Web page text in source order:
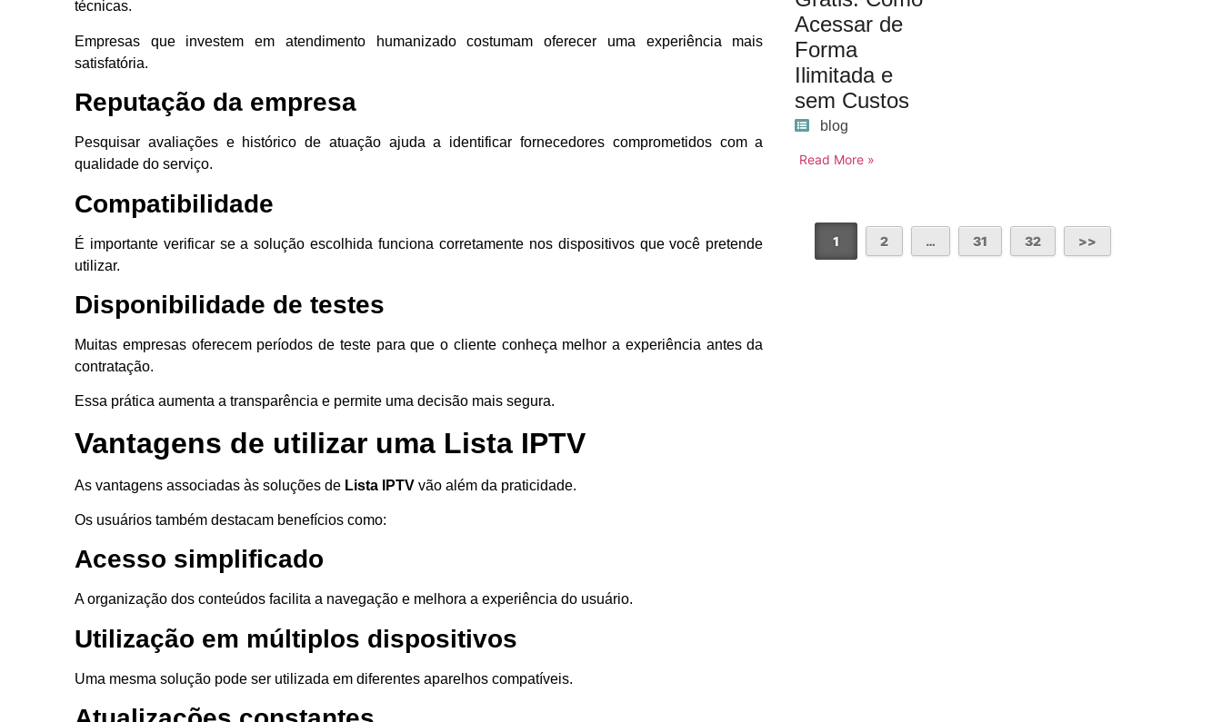
técnicas.
Empresas que investem em atendimento humanizado costumam oferecer uma experiência mais
satisfatória.
Reputação da empresa
Pesquisar avaliações e histórico de atuação ajuda a identificar fornecedores comprometidos com a
qualidade do serviço.
Compatibilidade
É importante verificar se a solução escolhida funciona corretamente nos dispositivos que você pretende
utilizar.
Disponibilidade de testes
Muitas empresas oferecem períodos de teste para que o cliente conheça melhor a experiência antes da
contratação.
Essa prática aumenta a transparência e permite uma decisão mais segura.
Vantagens de utilizar uma Lista IPTV
As vantagens associadas às soluções de Lista IPTV vão além da praticidade.
Os usuários também destacam benefícios como:
Acesso simplificado
A organização dos conteúdos facilita a navegação e melhora a experiência do usuário.
Utilização em múltiplos dispositivos
Uma mesma solução pode ser utilizada em diferentes aparelhos compatíveis.
Acessar de
Forma
Ilimitada e
sem Custos
blog
Read More »
1 2 … 31 32